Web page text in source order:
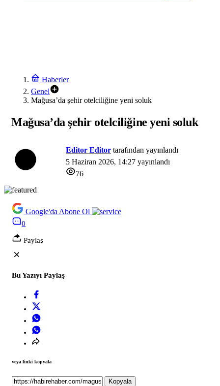
Haberler
Genel
Mağusa’da şehir otelciliğine yeni soluk
Mağusa’da şehir otelciliğine yeni soluk
Editor Editor tarafından yayınlandı
5 Haziran 2026, 14:27 yayınlandı
76
Google'da Abone Ol
0
Paylaş
Bu Yazıyı Paylaş
veya linki kopyala
Kopyala